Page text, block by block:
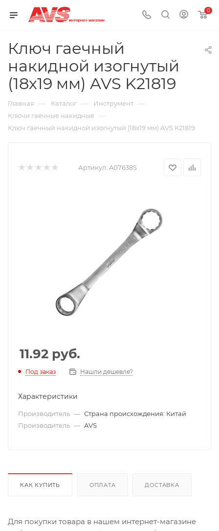
0
Ключ гаечный
накидной изогнутый
(18х19 мм) AVS K21819
Главная — Каталог — Инструмент —
Ключи гаечные накидные —
Ключ гаечный накидной изогнутый (18х19 мм) AVS K21819
Артикул: A07638S
11.92 руб.
Под заказ Нашли дешевле?
Характеристики
Производитель — Страна происхождения: Китай
Производитель — AVS
КАК КУПИТЬ ОПЛАТА ДОСТАВКА
Для покупки товара в нашем интернет-магазине